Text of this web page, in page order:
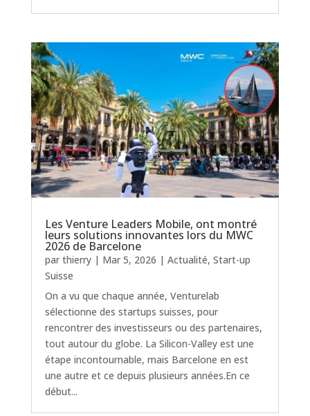
Les Venture Leaders Mobile, ont montré
leurs solutions innovantes lors du MWC
2026 de Barcelone
par thierry| Mar 5, 2026 | Actualité, Start-up
Suisse
On a vu que chaque année, Venturelab
sélectionne des startups suisses, pour
rencontrer des investisseurs ou des partenaires,
tout autour du globe. La Silicon-Valley est une
étape incontournable, mais Barcelone en est
une autre et ce depuis plusieurs années.En ce
début...